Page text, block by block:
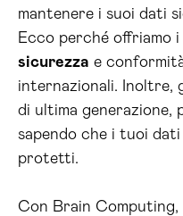
mantenere i suoi dati
Ecco perché offriamo
sicurezza e
internazionali. Inoltre,
di ultima generazione,
sapendo che i tuoi dati
protetti.
Con Brain Computing,